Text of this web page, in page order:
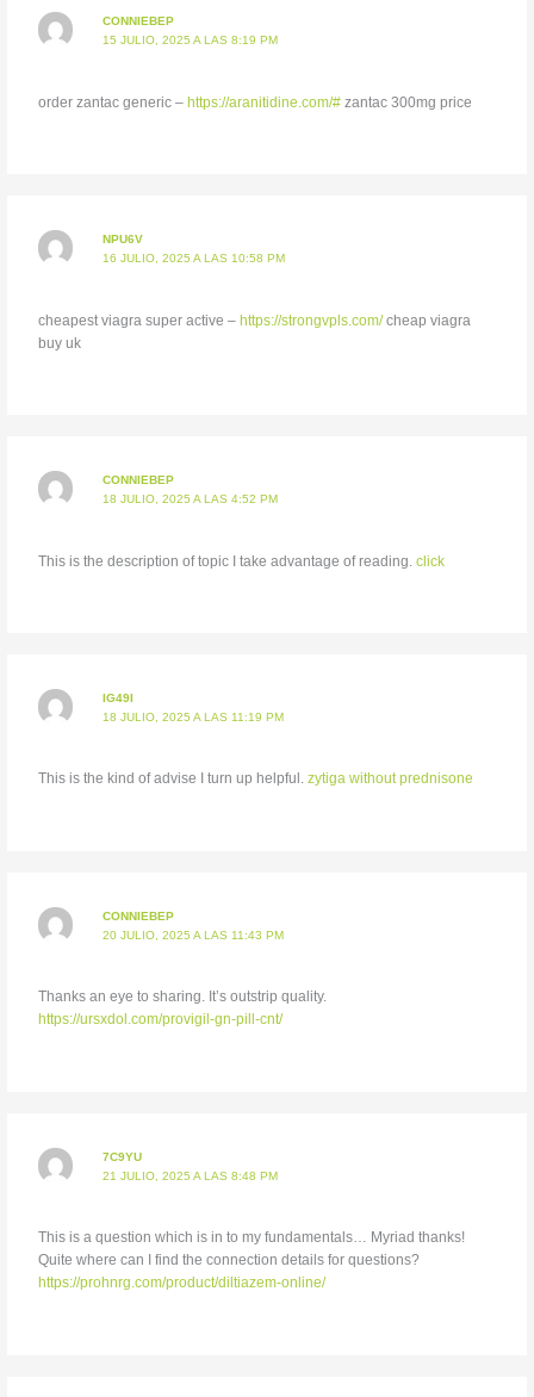
CONNIEBEP
15 JULIO, 2025 A LAS 8:19 PM
order zantac generic – https://aranitidine.com/#zantac 300mg price
NPU6V
16 JULIO, 2025 A LAS 10:58 PM
cheapest viagra super active – https://strongvpls.com/cheap viagra
buy uk
CONNIEBEP
18 JULIO, 2025 A LAS 4:52 PM
This is the description of topic I take advantage of reading. click
IG49I
18 JULIO, 2025 A LAS 11:19 PM
This is the kind of advise I turn up helpful. zytiga without prednisone
CONNIEBEP
20 JULIO, 2025 A LAS 11:43 PM
Thanks an eye to sharing. It’s outstrip quality.
https://ursxdol.com/provigil-gn-pill-cnt/
7C9YU
21 JULIO, 2025 A LAS 8:48 PM
This is a question which is in to my fundamentals… Myriad thanks!
Quite where can I find the connection details for questions?
https://prohnrg.com/product/diltiazem-online/